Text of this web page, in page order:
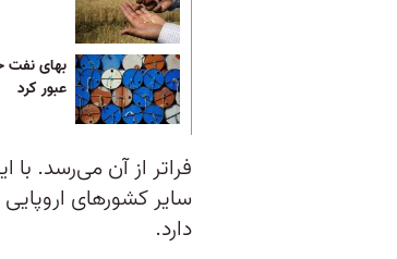
عبور کرد
فراتر از آن می‌رسد. با
سایر کشورهای
دارد.